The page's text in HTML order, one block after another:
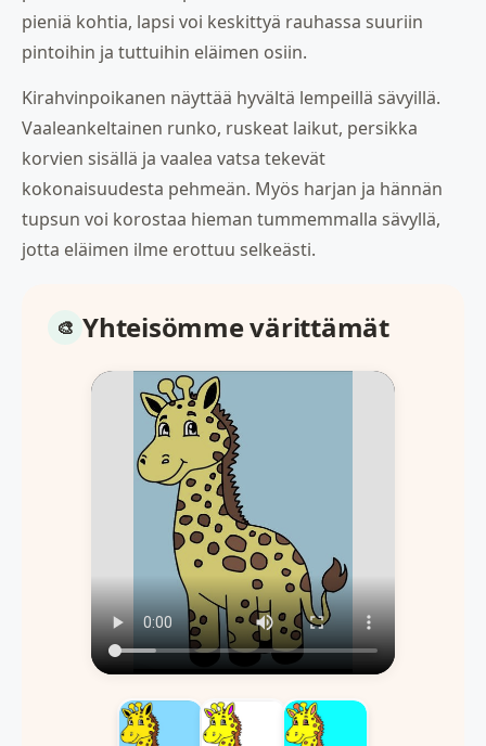
pieniä kohtia, lapsi voi keskittyä rauhassa suuriin
pintoihin ja tuttuihin eläimen osiin.
Kirahvinpoikanen näyttää hyvältä lempeillä sävyillä.
Vaaleankeltainen runko, ruskeat laikut, persikka
korvien sisällä ja vaalea vatsa tekevät
kokonaisuudesta pehmeän. Myös harjan ja hännän
tupsun voi korostaa hieman tummemmalla sävyllä,
jotta eläimen ilme erottuu selkeästi.
Yhteisömme värittämät